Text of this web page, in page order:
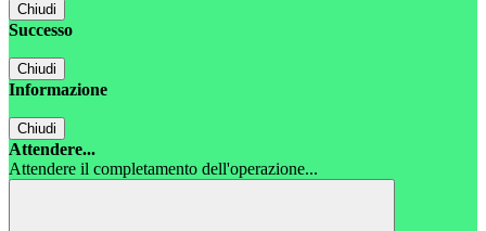
Chiudi
Successo
Chiudi
Informazione
Chiudi
Attendere...
Attendere il completamento dell'operazione...